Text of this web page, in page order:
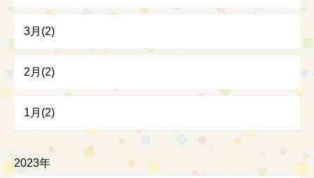
3月(2)
2月(2)
1月(2)
2023年